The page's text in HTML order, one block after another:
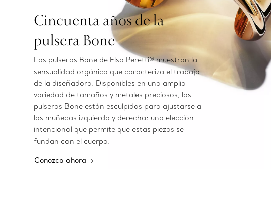
Cincuenta años de la
pulsera Bone
Las pulseras Bone de Elsa Peretti® muestran la
sensualidad orgánica que caracteriza el trabajo
de la diseñadora. Disponibles en una amplia
variedad de tamaños y metales preciosos, las
pulseras Bone están esculpidas para ajustarse a
las muñecas izquierda y derecha: una elección
intencional que permite que estas piezas se
fundan con el cuerpo.
Conozca ahora